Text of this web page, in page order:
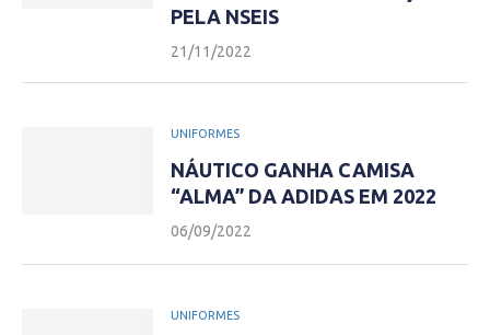
PELA NSEIS
21/11/2022
UNIFORMES
NÁUTICO GANHA CAMISA
“ALMA” DA ADIDAS EM 2022
06/09/2022
UNIFORMES